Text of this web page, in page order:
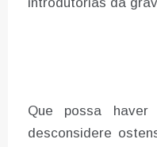
Que possa
desconsidere